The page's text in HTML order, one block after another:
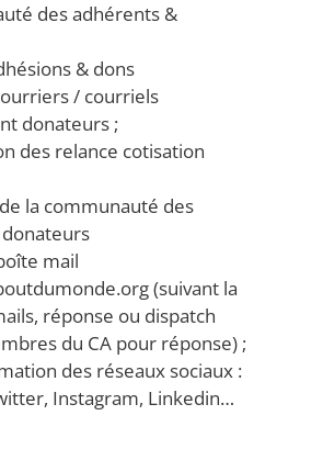
des adhérents &
& dons
/ courriels
donateurs ;
des relance cotisation
la communauté des
mail
(suivant la
réponse ou dispatch
du CA pour réponse) ;
des réseaux sociaux :
Instagram, Linkedin…